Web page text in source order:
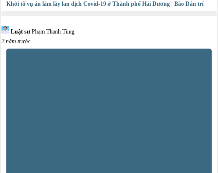
Khởi tố vụ án làm lây lan dịch Covid-19 ở Thành phố Hải Dương | Báo Dân trí
Luật sưPhạm Thanh Tùng
2 năm trước